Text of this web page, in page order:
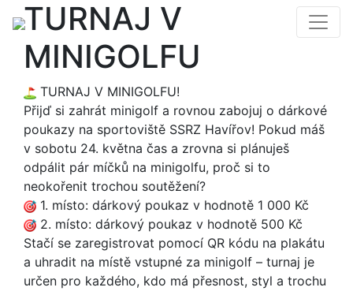
TURNAJ V
MINIGOLFU
TURNAJ V MINIGOLFU!
Přijď si zahrát minigolf a rovnou zabojuj o dárkové
poukazy na sportoviště SSRZ Havířov! Pokud máš
v sobotu 24. května čas a zrovna si plánuješ
odpálit pár míčků na minigolfu, proč si to
neokořenit trochou soutěžení?
1. místo: dárkový poukaz v hodnotě 1 000 Kč
2. místo: dárkový poukaz v hodnotě 500 Kč
Stačí se zaregistrovat pomocí QR kódu na plakátu
a uhradit na místě vstupné za minigolf – turnaj je
určen pro každého, kdo má přesnost, styl a trochu